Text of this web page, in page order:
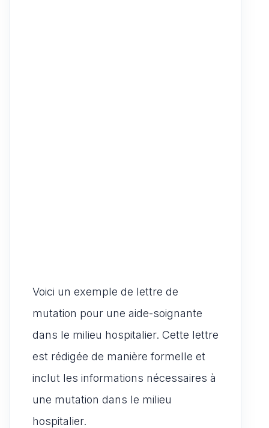
Voici un exemple de lettre de
mutation pour une aide-soignante
dans le milieu hospitalier. Cette lettre
est rédigée de manière formelle et
inclut les informations nécessaires à
une mutation dans le milieu
hospitalier.